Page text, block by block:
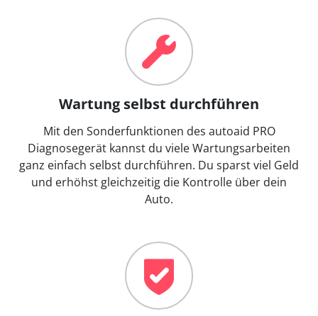
Wartung selbst durchführen
Mit den Sonderfunktionen des autoaid PRO
Diagnosegerät kannst du viele Wartungsarbeiten
ganz einfach selbst durchführen. Du sparst viel Geld
und erhöhst gleichzeitig die Kontrolle über dein
Auto.